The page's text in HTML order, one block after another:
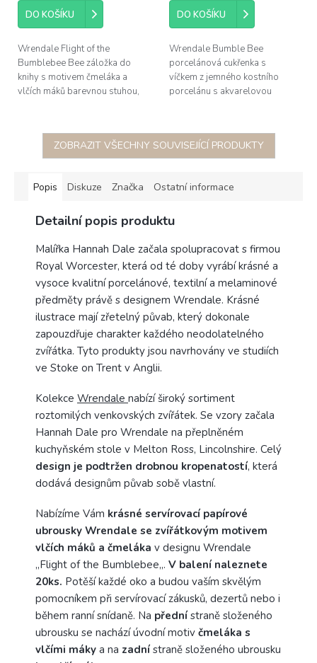
DO KOŠÍKU
Wrendale Flight of the
Bumblebee Bee záložka do
knihy s motivem čmeláka a
vlčích máků barevnou stuhou,
DO KOŠÍKU
Wrendale Bumble Bee
porcelánová cukřenka s
víčkem z jemného kostního
porcelánu s akvarelovou
obsah 0,3L
ZOBRAZIT VŠECHNY SOUVISEJÍCÍ PRODUKTY
Popis Diskuze Značka Ostatní informace
Detailní popis produktu
Malířka Hannah Dale začala spolupracovat s firmou
Royal Worcester, která od té doby vyrábí krásné a
vysoce kvalitní porcelánové, textilní a melaminové
předměty právě s designem Wrendale. Krásné
ilustrace mají zřetelný půvab, který dokonale
zapouzdřuje charakter každého neodolatelného
zvířátka. Tyto produkty jsou navrhovány ve studiích
ve Stoke on Trent v Anglii.
Kolekce Wrendale nabízí široký sortiment
roztomilých venkovských zvířátek. Se vzory začala
Hannah Dale pro Wrendale na přeplněném
kuchyňském stole v Melton Ross, Lincolnshire. Celý
design je podtržen drobnou kropenatostí, která
dodává designům půvab sobě vlastní.
Nabízíme Vám krásné servírovací papírové
ubrousky Wrendale se zvířátkovým motivem
vlčích máků a čmeláka v designu Wrendale
,,Flight of the Bumblebee,,. V balení naleznete
20ks. Potěší každé oko a budou vaším skvělým
pomocníkem při servírovací zákusků, dezertů nebo i
během ranní snídaně. Na přední straně složeného
ubrousku se nachází úvodní motiv čmeláka s
vlčími máky a na zadní straně složeného ubrousku